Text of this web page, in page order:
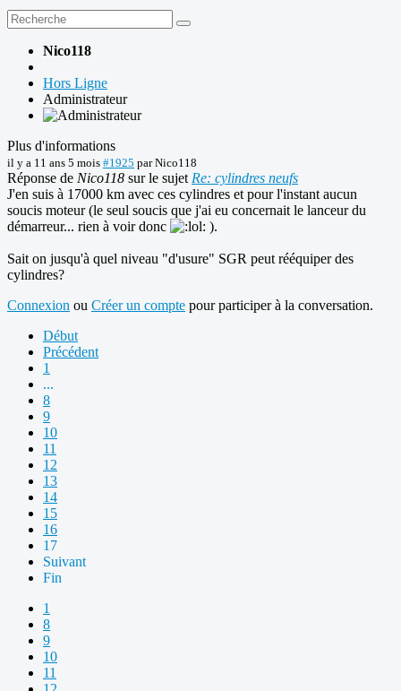
Nico118
Hors Ligne
Administrateur
Plus d'informations
il y a 11 ans 5 mois #1925 parNico118
Réponse de Nico118 sur le sujet Re: cylindres neufs
J'en suis à 17000 km avec ces cylindres et pour l'instant aucun
soucis moteur (le seul soucis que j'ai eu concernait le lanceur du
démarreur... rien à voir donc
).
Sait on jusqu'à quel niveau "d'usure" SGR peut rééquiper des
cylindres?
Connexion ou Créer un compte pour participer à la conversation.
Début
Précédent
1
...
8
9
10
11
12
13
14
15
16
17
Suivant
Fin
1
8
9
10
11